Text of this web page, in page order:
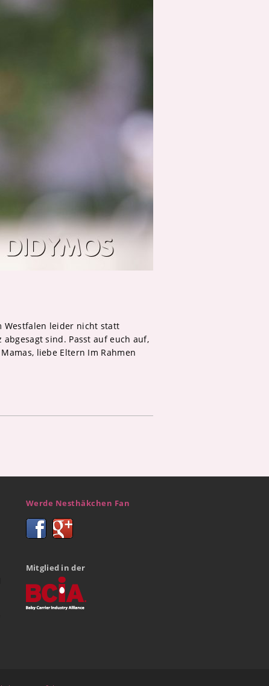
Westfalen leider nicht statt
sind. Passt auf euch auf,
liebe Eltern Im Rahmen
Werde Nesthäkchen Fan
Mitglied in der